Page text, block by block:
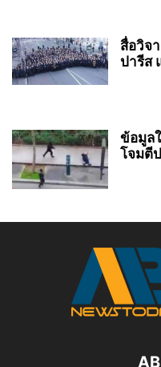
สื่อวิจ
ปารีส
ข้อมูล
โจมตี